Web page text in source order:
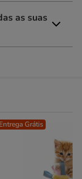
as suas
Entrega Grátis